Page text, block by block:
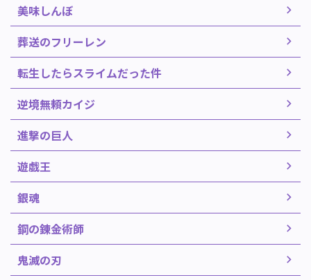
美味しんぼ
葬送のフリーレン
転生したらスライムだった件
逆境無頼カイジ
進撃の巨人
遊戯王
銀魂
鋼の錬金術師
鬼滅の刃